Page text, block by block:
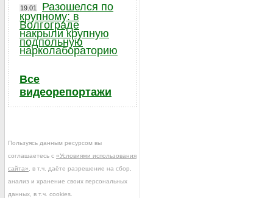
19.01
Разошелся по
крупному: в
Волгограде
накрыли крупную
подпольную
нарколабораторию
Все
видеорепортажи
Пользуясь данным ресурсом вы
соглашаетесь с «Условиями использования
сайта» , в т.ч. даёте разрешение на сбор,
анализ и хранение своих персональных
данных, в т.ч. cookies.